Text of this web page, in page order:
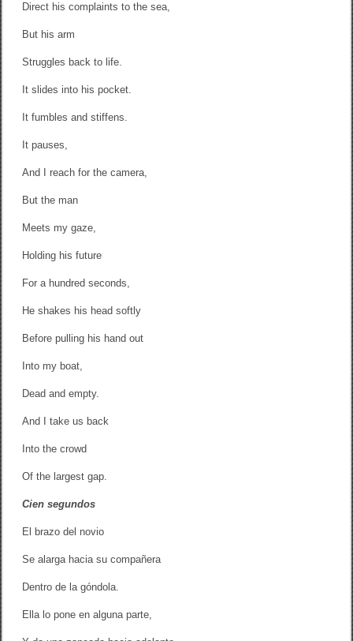
Direct his complaints to the sea,
But his arm
Struggles back to life.
It slides into his pocket.
It fumbles and stiffens.
It pauses,
And I reach for the camera,
But the man
Meets my gaze,
Holding his future
For a hundred seconds,
He shakes his head softly
Before pulling his hand out
Into my boat,
Dead and empty.
And I take us back
Into the crowd
Of the largest gap.
Cien segundos
El brazo del novio
Se alarga hacia su compañera
Dentro de la góndola.
Ella lo pone en alguna parte,